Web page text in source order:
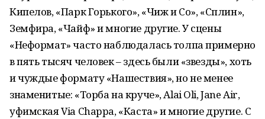
Кипелов, «Парк Горького», «Чиж иCo», «Сплин»,
Земфира, «Чайф» и многие другие. У сцены
«Неформат» часто наблюдалась толпа примерно
в пять тысяч человек – здесь были «звезды», хоть
и чуждые формату «Нашествия», но не менее
знаменитые: «Торба на круче»,AlaiOli,JaneAir,
уфимская Via Chappa, «Каста» и многие другие. С